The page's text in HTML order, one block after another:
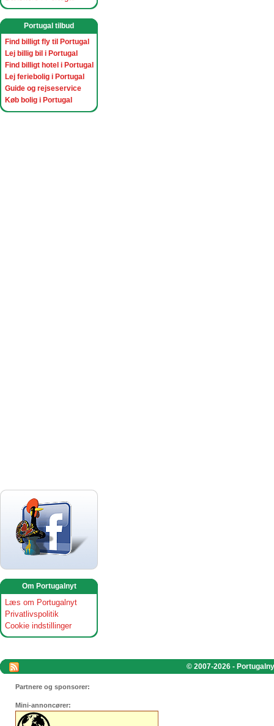
Portugal tilbud
Find billigt fly til Portugal
Lej billig bil i Portugal
Find billigt hotel i Portugal
Lej feriebolig i Portugal
Guide og rejseservice
Køb bolig i Portugal
Om Portugalnyt
Læs om Portugalnyt
Privatlivspolitik
Cookie indstillinger
© 2007-2026 -
Partnere og sponsorer:
Mini-annoncører: